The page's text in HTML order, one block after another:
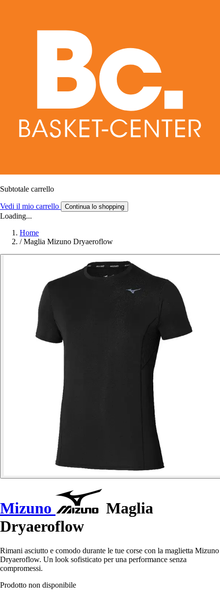
Subtotale carrello
Vedi il mio carrello Continua lo shopping
Loading...
Home
/ Maglia Mizuno Dryaeroflow
Mizuno
Maglia
Dryaeroflow
Rimani asciutto e comodo durante le tue corse con la maglietta Mizuno
Dryaeroflow. Un look sofisticato per una performance senza
compromessi.
Prodotto non disponibile